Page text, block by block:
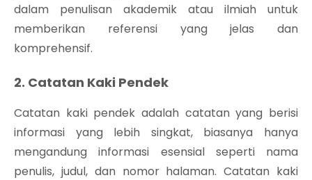
dalam penulisan akademik atau ilmiah untuk
memberikan referensi yang jelas dan
komprehensif.
2. Catatan Kaki Pendek
Catatan kaki pendek adalah catatan yang berisi
informasi yang lebih singkat, biasanya hanya
mengandung informasi esensial seperti nama
penulis, judul, dan nomor halaman. Catatan kaki